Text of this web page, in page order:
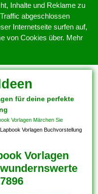
Inhalte und Reklame zu
abgeschlossen
Internetseite surfen auf,
von Cookies über. Mehr
für deine perfekte
Vorlagen Märchen Sie
Vorlagen Buchvorstellung
Vorlagen